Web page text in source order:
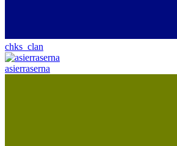
chks_clan
asierraserna